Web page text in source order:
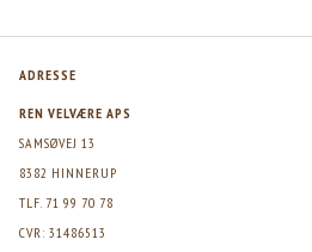
ADRESSE
REN VELVÆRE APS
SAMSØVEJ 13
8382 HINNERUP
TLF. 71 99 70 78
CVR: 31486513